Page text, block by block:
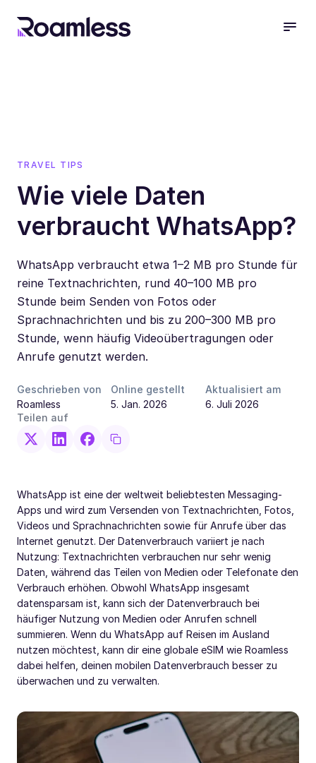
TRAVEL TIPS
Wie viele Daten
verbraucht WhatsApp?
WhatsApp verbraucht etwa 1–2 MB pro Stunde für
reine Textnachrichten, rund 40–100 MB pro
Stunde beim Senden von Fotos oder
Sprachnachrichten und bis zu 200–300 MB pro
Stunde, wenn häufig Videoübertragungen oder
Anrufe genutzt werden.
Geschrieben von
Roamless
Online gestellt
5. Jan. 2026
Aktualisiert am
6. Juli 2026
Teilen auf
WhatsApp ist eine der weltweit beliebtesten Messaging-
Apps und wird zum Versenden von Textnachrichten, Fotos,
Videos und Sprachnachrichten sowie für Anrufe über das
Internet genutzt. Der Datenverbrauch variiert je nach
Nutzung: Textnachrichten verbrauchen nur sehr wenig
Daten, während das Teilen von Medien oder Telefonate den
Verbrauch erhöhen. Obwohl WhatsApp insgesamt
datensparsam ist, kann sich der Datenverbrauch bei
häufiger Nutzung von Medien oder Anrufen schnell
summieren. Wenn du WhatsApp auf Reisen im Ausland
nutzen möchtest, kann dir eine globale eSIM wie Roamless
dabei helfen, deinen mobilen Datenverbrauch besser zu
überwachen und zu verwalten.